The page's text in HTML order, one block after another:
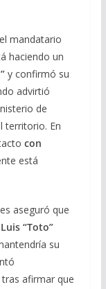
mandatario
haciendo un
y confirmó su
advirtió
de
territorio. En
con
está
aseguró que
Luis “Toto”
su
tras afirmar que